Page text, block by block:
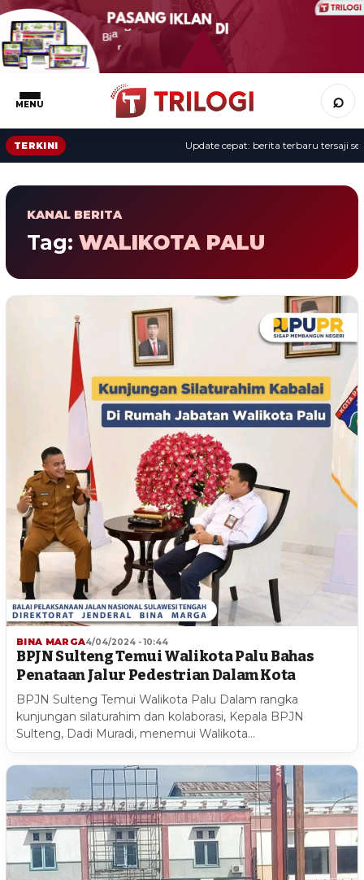
MENU ⌕
TERKINI Update cepat: berita terbaru tersaji
KANAL BERITA
Tag: WALIKOTA PALU
BINA MARGA4/04/2024 - 10:44
BPJN Sulteng Temui Walikota Palu Bahas
Penataan Jalur Pedestrian Dalam Kota
BPJN Sulteng Temui Walikota Palu Dalam rangka
kunjungan silaturahim dan kolaborasi, Kepala BPJN
Sulteng, Dadi Muradi, menemui Walikota…